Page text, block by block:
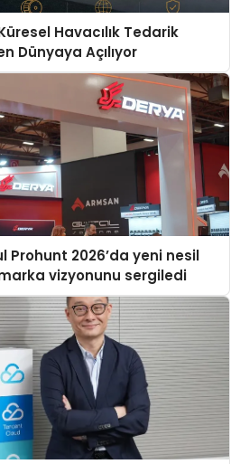
Havacılık Tedarik
Dünyaya Açılıyor
Prohunt 2026’da yeni nesil
vizyonunu sergiledi